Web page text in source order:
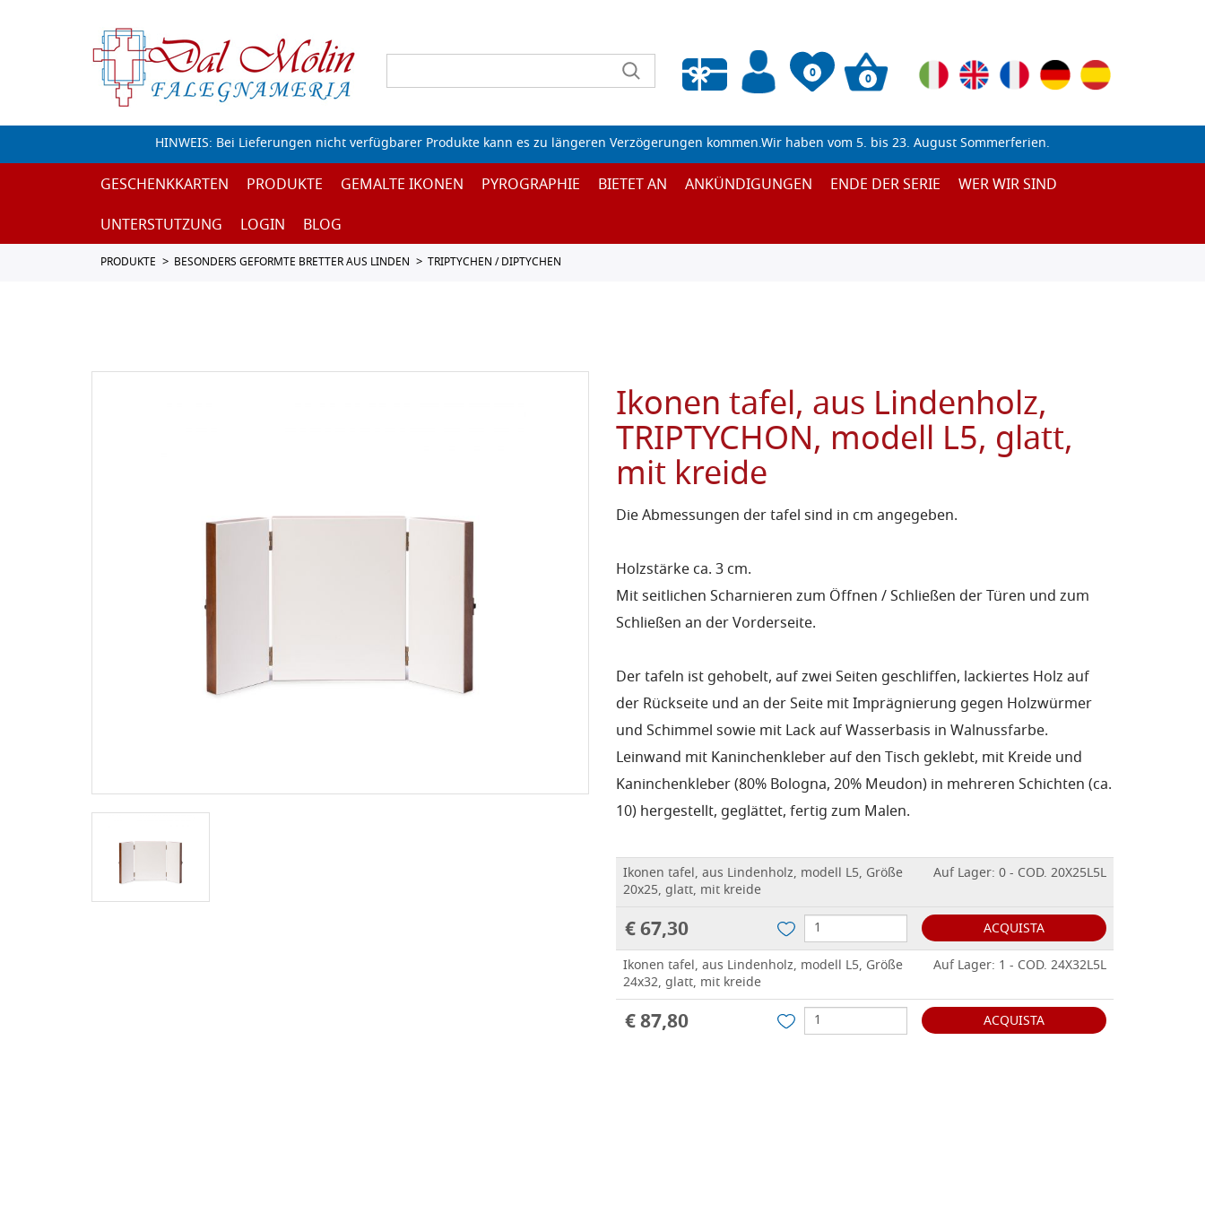
0
Wunschliste leeren
0
HINWEIS: Bei Lieferungen nicht verfügbarer Produkte kann es zu längeren Verzögerungen kommen.Wir haben vom 5. bis 23. August Sommerferien.
GESCHENKKARTEN PRODUKTE GEMALTE IKONEN PYROGRAPHIE BIETET AN ANKÜNDIGUNGEN ENDE DER SERIE
WER WIR SIND
UNTERSTUTZUNG
LOGIN BLOG
PRODUKTE BESONDERS GEFORMTE BRETTER AUS LINDEN TRIPTYCHEN / DIPTYCHEN
Ikonen tafel, aus Lindenholz,
TRIPTYCHON, modell L5, glatt,
mit kreide
Die Abmessungen der tafel sind in cm angegeben.
Holzstärke ca. 3 cm.
Mit seitlichen Scharnieren zum Öffnen / Schließen der Türen und zum
Schließen an der Vorderseite.
Der tafeln ist gehobelt, auf zwei Seiten geschliffen, lackiertes Holz auf
der Rückseite und an der Seite mit Imprägnierung gegen Holzwürmer
und Schimmel sowie mit Lack auf Wasserbasis in Walnussfarbe.
Leinwand mit Kaninchenkleber auf den Tisch geklebt, mit Kreide und
Kaninchenkleber (80% Bologna, 20% Meudon) in mehreren Schichten (ca.
10) hergestellt, geglättet, fertig zum Malen.
Ikonen tafel, aus Lindenholz, modell L5, Größe
20x25, glatt, mit kreide
Auf Lager: 0 - COD. 20X25L5L
€ 67,30
ACQUISTA
Ikonen tafel, aus Lindenholz, modell L5, Größe
24x32, glatt, mit kreide
Auf Lager: 1 - COD. 24X32L5L
€ 87,80 ACQUISTA